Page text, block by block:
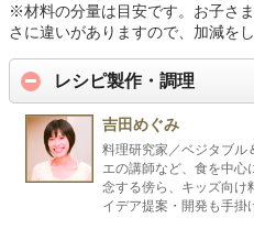
※材料の分量は目安です。お子さ
さに違いがありますので、加減をし
レシピ製作・調理
吉田めぐみ
料理研究家／ベジタブル
エの講師など、食を中心
念する傍ら、キッズ向け
イデア提案・開発も手掛